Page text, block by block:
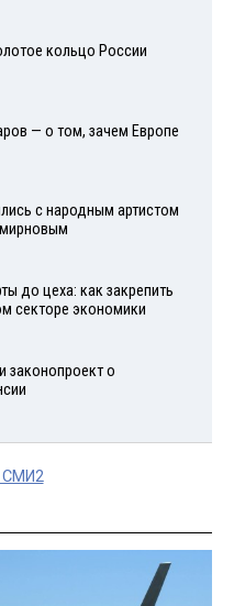
кольцо России
— о том, зачем Европе
с народным артистом
до цеха: как закрепить
секторе экономики
законопроект о
СМИ2